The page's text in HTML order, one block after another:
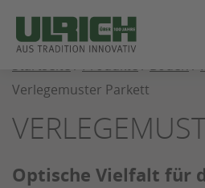
ZUM
SEITENINHALT
SPRINGEN
Startseite / Produkte / Böden /
Verlegemuster Parkett
Optische Vielfalt für